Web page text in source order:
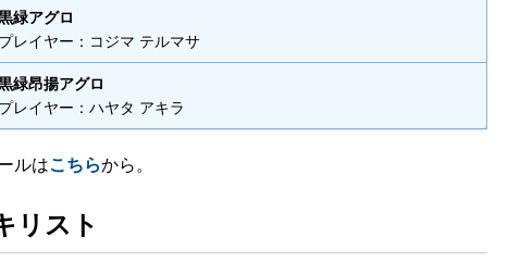
緑アグロ
プレイヤー：コジマ テルマサ
緑昂揚アグロ
プレイヤー：ハヤタ アキラ
ルはこちらから。
リスト